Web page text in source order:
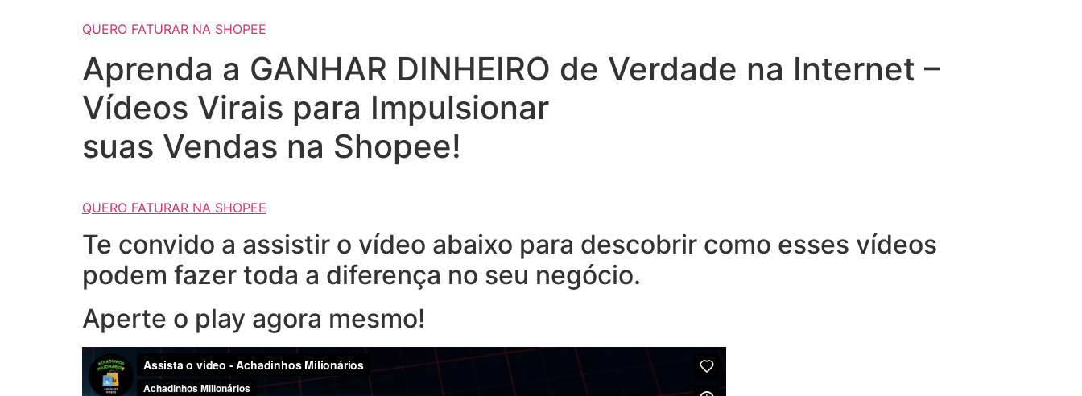
QUERO FATURAR NA SHOPEE
Aprenda a GANHAR DINHEIRO de Verdade na Internet –
Vídeos Virais para Impulsionar
suas Vendas na Shopee!
QUERO FATURAR NA SHOPEE
Te convido a assistir o vídeo abaixo para descobrir como esses vídeos
podem fazer toda a diferença no seu negócio.
Aperte o play agora mesmo!